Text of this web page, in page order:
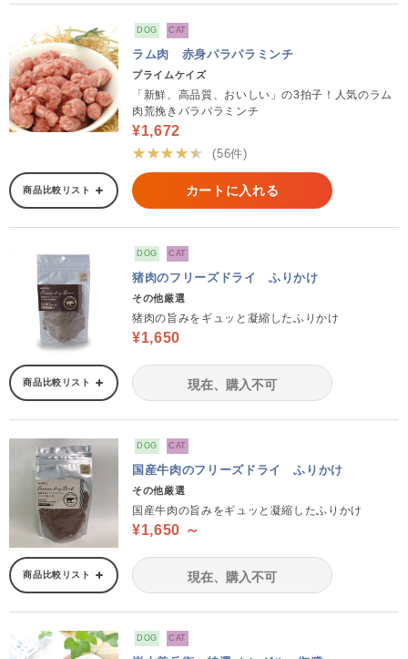
DOG CAT
ラム肉 赤身パラパラミンチ
プライムケイズ
「新鮮、高品質、おいしい」の3拍子！人気のラム
肉荒挽きパラパラミンチ
¥1,672
★★★★★
(56件)
商品比較リスト カートに入れる
DOG CAT
猪肉のフリーズドライ ふりかけ
その他厳選
猪肉の旨みをギュッと凝縮したふりかけ
¥1,650
商品比較リスト 現在、購入不可
DOG CAT
国産牛肉のフリーズドライ ふりかけ
その他厳選
国産牛肉の旨みをギュッと凝縮したふりかけ
¥1,650 ～
商品比較リスト 現在、購入不可
DOG CAT